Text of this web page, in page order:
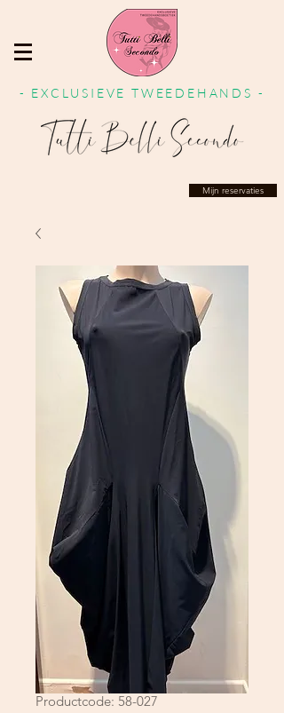
- EXCLUSIEVE TWEEDEHANDS -
Mijn reservaties
Productcode: 58-027